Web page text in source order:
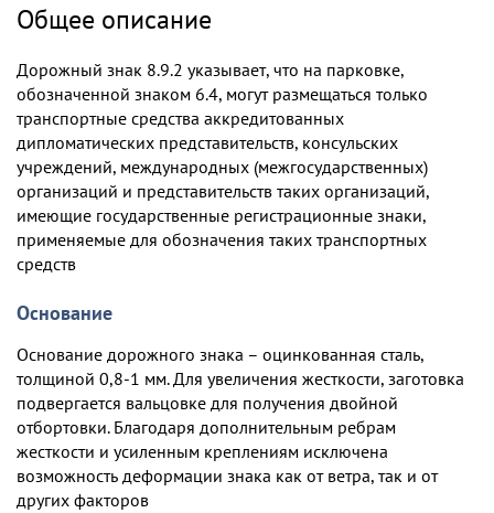
Общее описание
Дорожный знак 8.9.2 указывает, что на парковке,
обозначенной знаком 6.4, могут размещаться только
транспортные средства аккредитованных
дипломатических представительств, консульских
учреждений, международных (межгосударственных)
организаций и представительств таких организаций,
имеющие государственные регистрационные знаки,
применяемые для обозначения таких транспортных
средств
Основание
Основание дорожного знака – оцинкованная сталь,
толщиной 0,8-1 мм. Для увеличения жесткости, заготовка
подвергается вальцовке для получения двойной
отбортовки. Благодаря дополнительным ребрам
жесткости и усиленным креплениям исключена
возможность деформации знака как от ветра, так и от
других факторов